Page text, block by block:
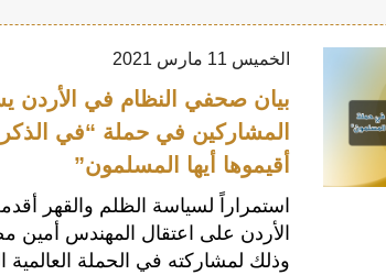
الخميس 11 مارس 2021
بيان صحفي النظام في الأردن
المشاركين في حملة “في
أقيموها أيها المسلمون”
استمراراً لسياسة الظلم والقهر
الأردن على اعتقال المهندس
وذلك لمشاركته في الحملة العالمية